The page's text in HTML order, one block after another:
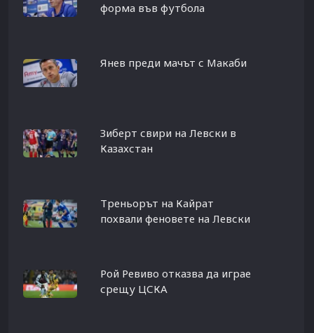
форма във футбола
Янев преди мачът с Макаби
Зиберт свири на Левски в
Казахстан
Треньорът на Кайрат
похвали феновете на Левски
Рой Ревиво отказва да играе
срещу ЦСКА